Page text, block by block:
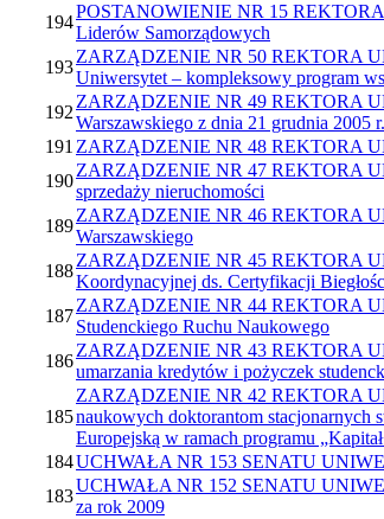
194
POSTANOWIENIE NR 15 REKTORA
Liderów Samorządowych
193
ZARZĄDZENIE NR 50 REKTORA
Uniwersytet – kompleksowy program
192
ZARZĄDZENIE NR 49 REKTORA
Warszawskiego z dnia 21 grudnia 2005
191 ZARZĄDZENIE NR 48 REKTORA
190
ZARZĄDZENIE NR 47 REKTORA
sprzedaży nieruchomości
189
ZARZĄDZENIE NR 46 REKTORA
Warszawskiego
188
ZARZĄDZENIE NR 45 REKTORA
Koordynacyjnej ds. Certyfikacji
187
ZARZĄDZENIE NR 44 REKTORA
Studenckiego Ruchu Naukowego
186
ZARZĄDZENIE NR 43 REKTORA
umarzania kredytów i pożyczek
185
ZARZĄDZENIE NR 42 REKTORA
naukowych doktorantom stacjonarnych
Europejską w ramach programu
184UCHWAŁA NR 153 SENATU
183
UCHWAŁA NR 152 SENATU
za rok 2009